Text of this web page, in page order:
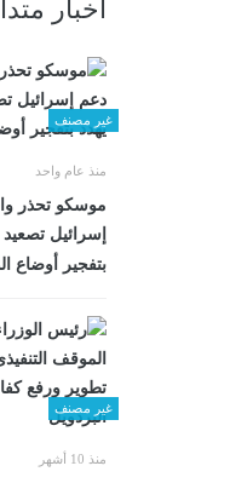
أخبار
غير مصنف
منذ عام واحد
موسكو تحذر
إسرائيل
بتفجير أوضاع
غير مصنف
منذ 10 أشهر